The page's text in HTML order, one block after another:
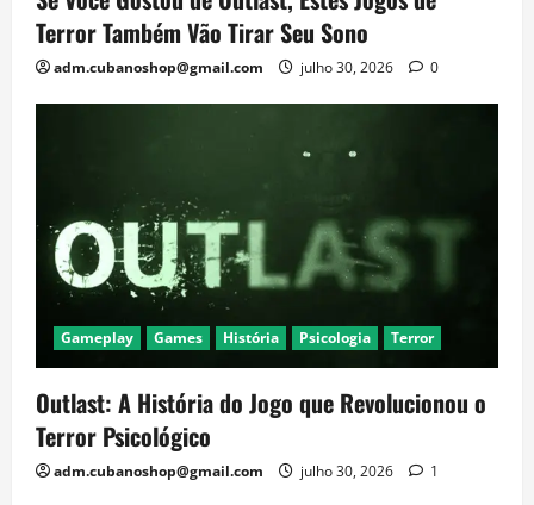
Terror Também Vão Tirar Seu Sono
adm.cubanoshop@gmail.com julho 30, 2026 0
Gameplay Games História Psicologia Terror
Outlast: A História do Jogo que Revolucionou o
Terror Psicológico
adm.cubanoshop@gmail.com julho 30, 2026 1